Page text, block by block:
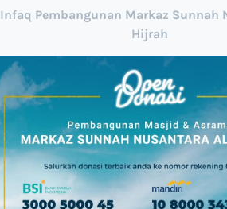
Infaq Pembangunan Markaz Sunnah
Hijrah